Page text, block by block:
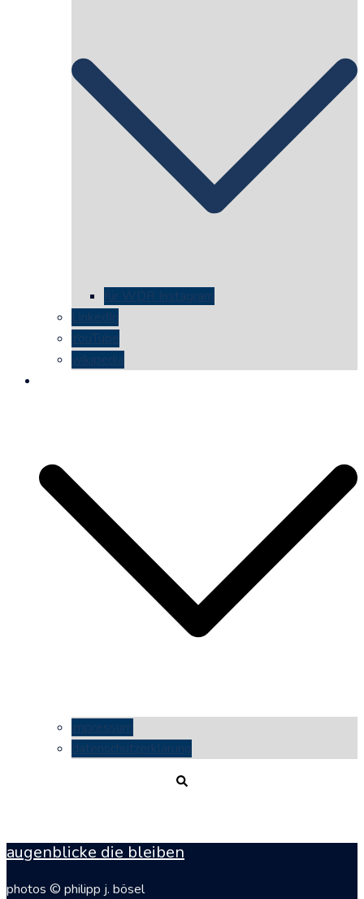
für WDR Instagram
LinkedIn
YouTube
wikipedia
impressum
datenschutzerklärung
augenblicke die bleiben
photos © philipp j. bösel